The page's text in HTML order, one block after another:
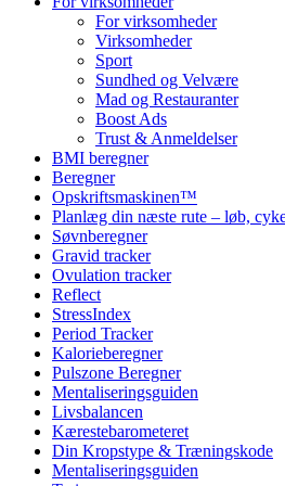
For virksomheder
Virksomheder
Sport
Sundhed og Velvære
Mad og Restauranter
Boost Ads
Trust & Anmeldelser
BMI beregner
Beregner
Opskriftsmaskinen™
Planlæg din næste rute – løb,
Søvnberegner
Gravid tracker
Ovulation tracker
Reflect
StressIndex
Period Tracker
Kalorieberegner
Pulszone Beregner
Mentaliseringsguiden
Livsbalancen
Kærestebarometeret
Din Kropstype & Træningskode
Mentaliseringsguiden